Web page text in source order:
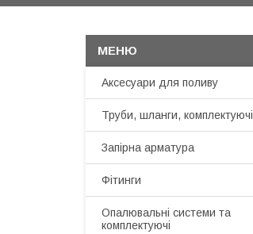
Аксесуари для поливу
Труби, шланги, комплектуючі
Запірна арматура
Фітинги
Опалювальні системи та
комплектуючі